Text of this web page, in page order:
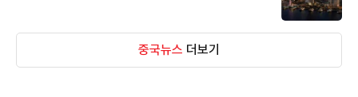
중국뉴스 더보기